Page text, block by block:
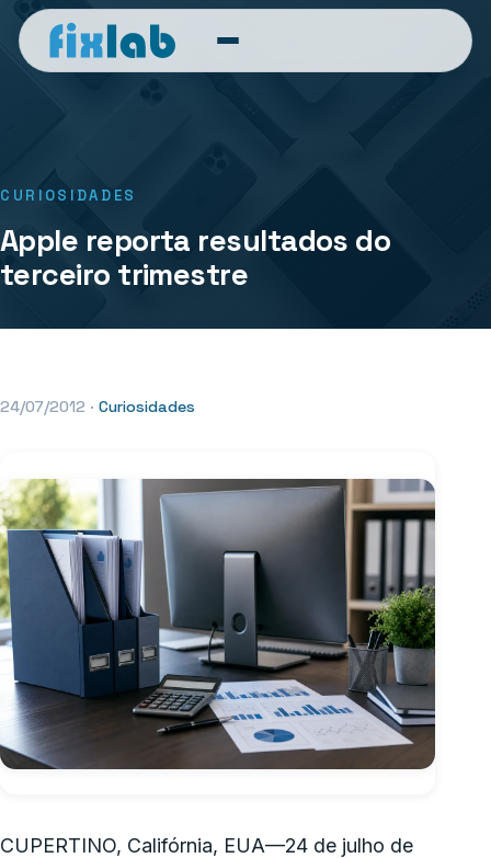
CURIOSIDADES
Apple reporta resultados do
terceiro trimestre
24/07/2012 · Curiosidades
CUPERTINO, Califórnia, EUA—24 de julho de